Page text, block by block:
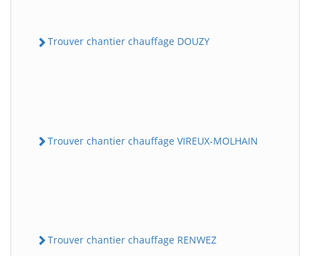
Trouver chantier chauffage DOUZY
Trouver chantier chauffage VIREUX-MOLHAIN
Trouver chantier chauffage RENWEZ